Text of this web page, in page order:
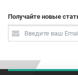
Получайте новые